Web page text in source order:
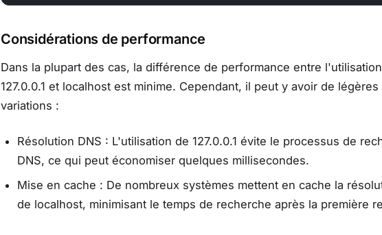
Considérations de performance
Dans la plupart des cas, la différence de performance entre
127.0.0.1 et localhost est minime. Cependant, il peut y avoir de légères
variations :
Résolution DNS : L'utilisation de 127.0.0.1 évite le processus de
DNS, ce qui peut économiser quelques millisecondes.
Mise en cache : De nombreux systèmes mettent en cache la
de localhost, minimisant le temps de recherche après la première